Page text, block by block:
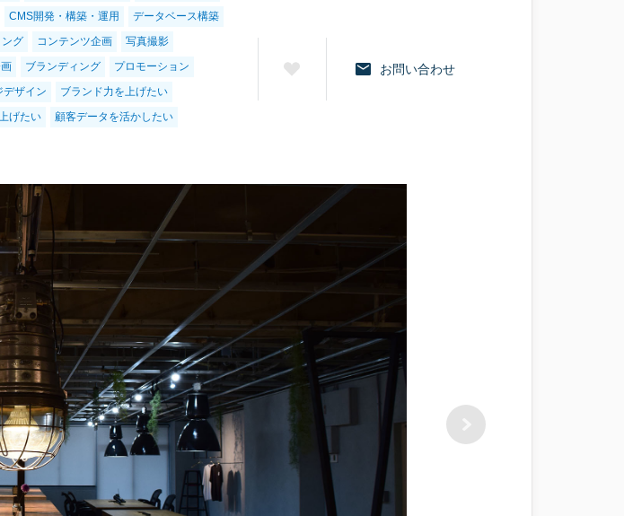
CMS開発・構築・運用
データベース構築
グ コンテンツ企画
写真撮影
ブランディング
プロモーション
デザイン
ブランド力を上げたい
げたい
顧客データを活かしたい
お問い合わせ